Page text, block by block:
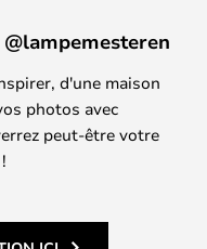
d'une maison
photos avec
peut-être votre